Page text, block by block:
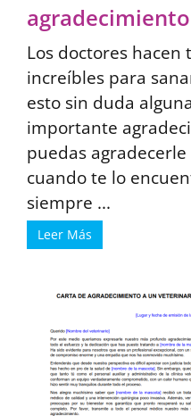
agradecimiento
Los doctores
increíbles para
esto sin duda
importante
puedas
cuando te lo
siempre ...
Leer Más